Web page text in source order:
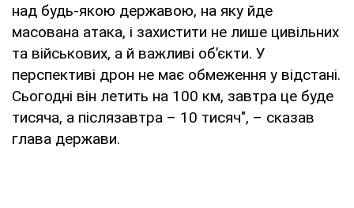
над будь-якою державою, на яку йде
масована атака, і захистити не лише цивільних
та військових, а й важливі обʼєкти. У
перспективі дрон не має обмеження у відстані.
Сьогодні він летить на 100 км, завтра це буде
тисяча, а післязавтра – 10 тисяч", – сказав
глава держави.